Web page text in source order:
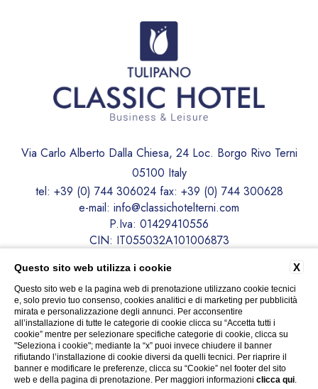
Via Carlo Alberto Dalla Chiesa, 24 Loc. Borgo Rivo Terni
05100 Italy
tel: +39 (0) 744 306024fax: +39 (0) 744 300628
e-mail: info@classichotelterni.com
P.Iva: 01429410556
CIN: IT055032A101006873
CONTATTI PRIVACY DATI SOCIETARI
COOKIE POLICY
ACCESSIBILITÀ
WEBSITE BY BLASTNESS
X
Questo sito web utilizza i cookie
Questo sito web e la pagina web di prenotazione utilizzano cookie tecnici
e, solo previo tuo consenso, cookies analitici e di marketing per pubblicità
mirata e personalizzazione degli annunci. Per acconsentire
all’installazione di tutte le categorie di cookie clicca su “Accetta tutti i
cookie” mentre per selezionare specifiche categorie di cookie, clicca su
"Seleziona i cookie"; mediante la “x” puoi invece chiudere il banner
rifiutando l’installazione di cookie diversi da quelli tecnici. Per riaprire il
banner e modificare le preferenze, clicca su “Cookie” nel footer del sito
web e della pagina di prenotazione. Per maggiori informazioni clicca qui.